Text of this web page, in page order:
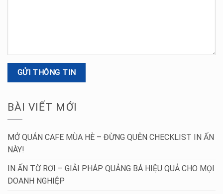
BÀI VIẾT MỚI
MỞ QUÁN CAFE MÙA HÈ – ĐỪNG QUÊN CHECKLIST IN ẤN
NÀY!
IN ẤN TỜ RƠI – GIẢI PHÁP QUẢNG BÁ HIỆU QUẢ CHO MỌI
DOANH NGHIỆP